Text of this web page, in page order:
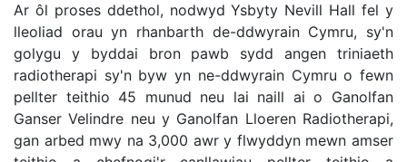
Ar ôl proses ddethol, nodwyd Ysbyty Nevill Hall fel y
lleoliad orau yn rhanbarth de-ddwyrain Cymru, sy'n
golygu y byddai bron pawb sydd angen triniaeth
radiotherapi sy'n byw yn ne-ddwyrain Cymru o fewn
pellter teithio 45 munud neu lai naill ai o Ganolfan
Ganser Velindre neu y Ganolfan Lloeren Radiotherapi,
gan arbed mwy na 3,000 awr y flwyddyn mewn amser